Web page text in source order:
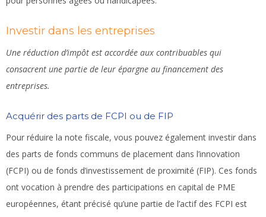
Investir dans les entreprises
Une réduction d’impôt est accordée aux contribuables qui
consacrent une partie de leur épargne au financement des
entreprises.
Acquérir des parts de FCPI ou de FIP
Pour réduire la note fiscale, vous pouvez également investir dans
des parts de fonds communs de placement dans l’innovation
(FCPI) ou de fonds d’investissement de proximité (FIP). Ces fonds
ont vocation à prendre des participations en capital de PME
européennes, étant précisé qu’une partie de l’actif des FCPI est